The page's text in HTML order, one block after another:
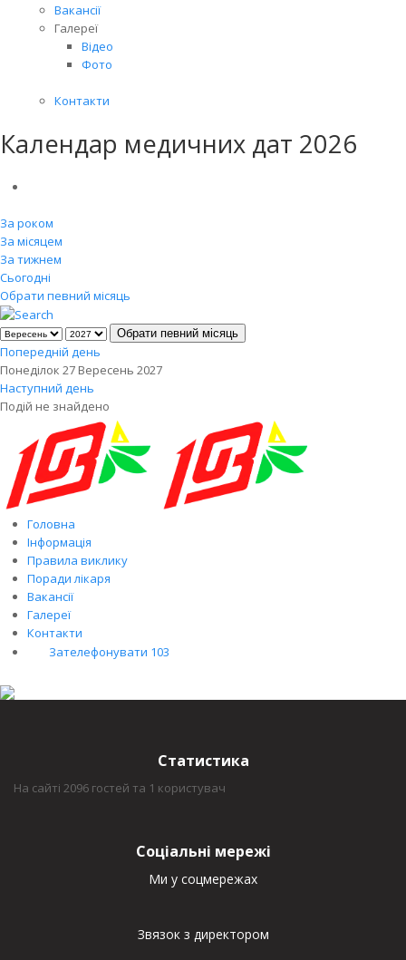
Вакансії
Галереї
Відео
Фото
Контакти
Календар медичних дат 2026
За роком
За місяцем
За тижнем
Сьогодні
Обрати певний місяць
Обрати певний місяць
Попередній день
Понеділок 27 Вересень 2027
Наступний день
Подій не знайдено
Головна
Інформація
Правила виклику
Поради лікаря
Вакансії
Галереї
Контакти
Зателефонувати 103
Статистика
На сайті 2096 гостей та 1 користувач
Соціальні мережі
Ми у соцмережах
Звязок з директором